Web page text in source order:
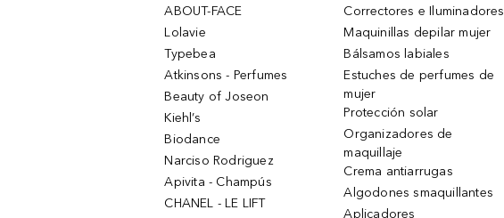
ABOUT-FACE
Lolavie
Typebea
Atkinsons - Perfumes
Beauty of Joseon
Kiehl’s
Biodance
Narciso Rodriguez
Apivita - Champús
CHANEL - LE LIFT
Correctores e Iluminadores
Maquinillas depilar mujer
Bálsamos labiales
Estuches de perfumes de
mujer
Protección solar
Organizadores de
maquillaje
Crema antiarrugas
Algodones smaquillantes
Aplicadores